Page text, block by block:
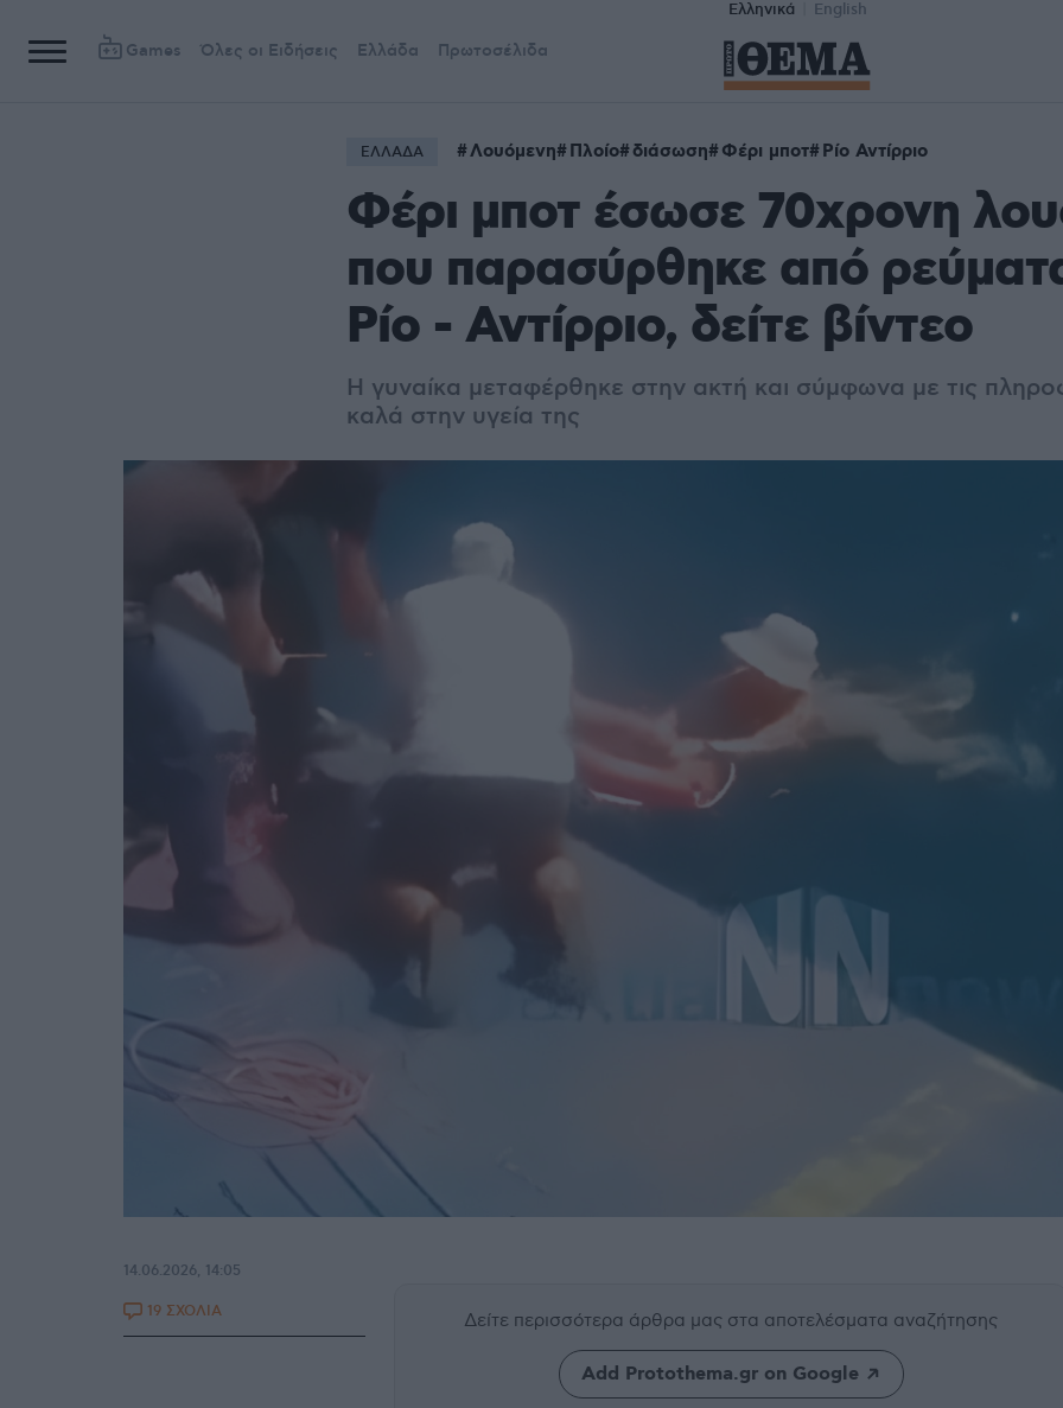
Ελληνικά English
Games Όλες οι Ειδήσεις Ελλάδα Πρωτοσέλιδα
ΕΛΛΑΔΑ Λουόμενη Πλοίο διάσωση Φέρι μποτ Ρίο Αντίρριο
Φέρι μποτ έσωσε 70χρονη
που παρασύρθηκε από
Ρίο - Αντίρριο, δείτε βίντεο
Η γυναίκα μεταφέρθηκε στην ακτή και σύμφωνα με τις
καλά στην υγεία της
Δείτε περισσότερα άρθρα μας στα αποτελέσματα αναζήτησης
Add Protothema.gr on Google
14.06.2026, 14:05
19 ΣΧΟΛΙΑ